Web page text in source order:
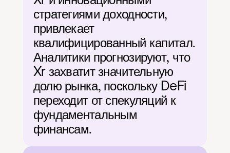
стратегиями доходности,
привлекает
квалифицированный капитал.
Аналитики прогнозируют, что
Xr захватит значительную
долю рынка, поскольку DeFi
переходит от спекуляций к
фундаментальным
финансам.